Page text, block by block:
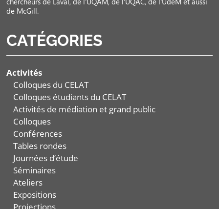
de McGill.
CATÉGORIES
Activités
Colloques du CELAT
Colloques étudiants du CELAT
Activités de médiation et grand public
Colloques
Conférences
Tables rondes
Journées d’étude
Séminaires
Ateliers
Expositions